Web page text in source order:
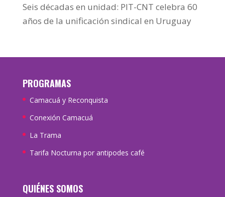
Seis décadas en unidad: PIT-CNT celebra 60
años de la unificación sindical en Uruguay
PROGRAMAS
Camacuá y Reconquista
Conexión Camacuá
La Trama
Tarifa Nocturna por antipodes café
QUIÉNES SOMOS